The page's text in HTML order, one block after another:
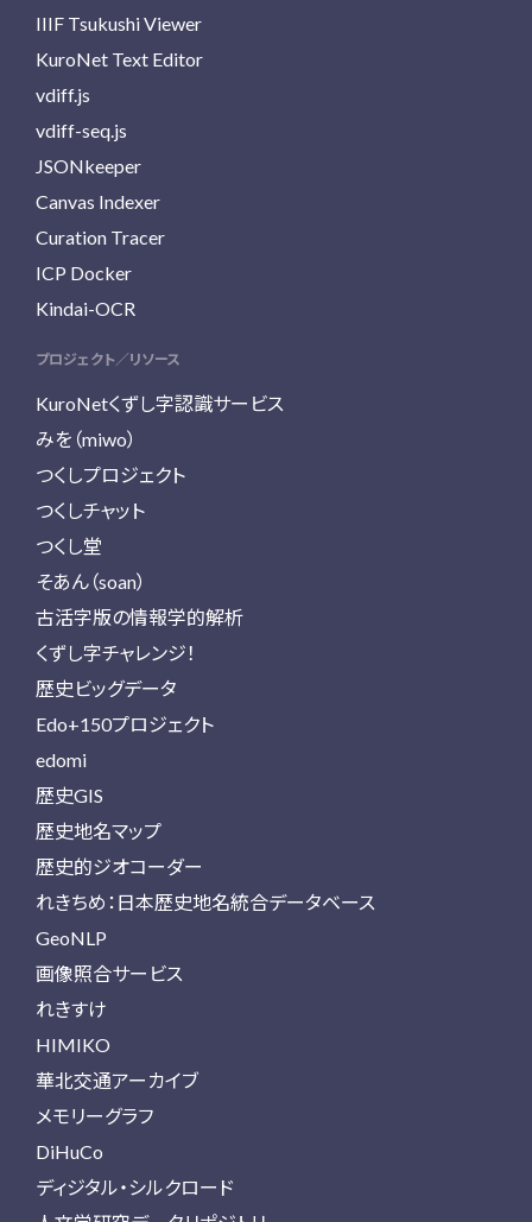
IIIF Tsukushi Viewer
KuroNet Text Editor
vdiff.js
vdiff-seq.js
JSONkeeper
Canvas Indexer
Curation Tracer
ICP Docker
Kindai-OCR
プロジェクト／リソース
KuroNetくずし字認識サービス
みを（miwo）
つくしプロジェクト
つくしチャット
つくし堂
そあん（soan）
古活字版の情報学的解析
くずし字チャレンジ！
歴史ビッグデータ
Edo+150プロジェクト
edomi
歴史GIS
歴史地名マップ
歴史的ジオコーダー
れきちめ：日本歴史地名統合データベース
GeoNLP
画像照合サービス
れきすけ
HIMIKO
華北交通アーカイブ
メモリーグラフ
DiHuCo
ディジタル・シルクロード